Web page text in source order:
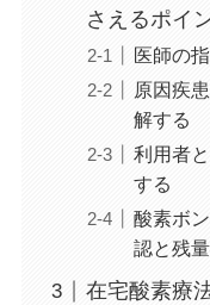
さえるポイ
医師の
原因疾
解する
利用者
する
酸素ボ
認と残
在宅酸素療